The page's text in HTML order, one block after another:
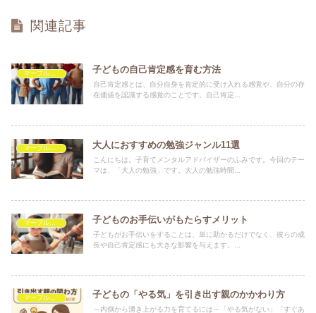
関連記事
子どもの自己肯定感を育む方法
自己肯定感とは、自分自身を肯定的に受け入れる感覚や、自分の存
在価値を認識する感覚のことです。自己肯定...
大人におすすめの勉強ジャンル11選
こんにちは。子育てメンタルアドバイザーのふみです。今回のテー
マは、「大人の勉強」です。大人の勉強時間...
子どものお手伝いがもたらすメリット
子どもがお手伝いをすることは、単に助かるだけでなく、彼らの成
長や自己肯定感にも大きな影響を与えます。...
子どもの「やる気」を引き出す親のかかわり方
～内側から湧き上がる力を育てるには～「やる気がない」「すぐあ